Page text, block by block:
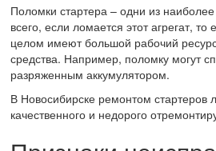
Поломки стартера – одни из
всего, если ломается этот агрегат,
целом имеют большой рабочий
средства. Например, поломку могут
разряженным аккумулятором.
В Новосибирске ремонтом
качественного и недорого